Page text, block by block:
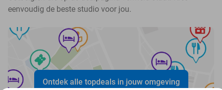
eenvoudig de beste studio voor jou.
Ontdek alle topdeals in jouw omgeving